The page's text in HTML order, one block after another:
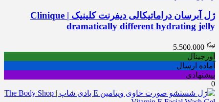
ژل آبرسان دراماتیکالی دیفرنت کلینیک | Clinique
dramatically different hydrating jelly
5.500.000
اورجینال
آماده ارسال
پیشنهادی
0